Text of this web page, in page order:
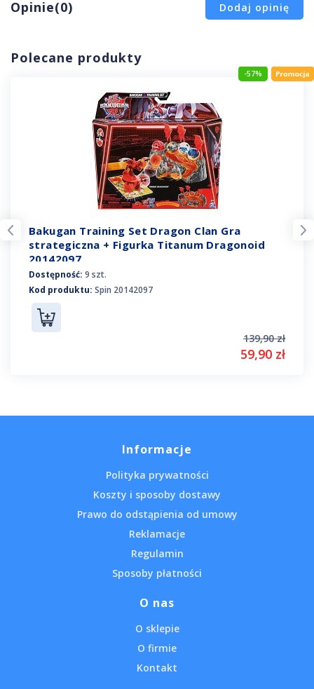
Opinie(0) Dodaj opinię
Polecane produkty
-57%
Bakugan Training Set Dragon Clan Gra
strategiczna + Figurka Titanum Dragonoid
20142097
Dostępność: 9 szt.
Kod produktu: Spin 20142097
139,90 zł
59,90 zł
Informacje
Polityka prywatności
Koszty i sposoby dostawy
Prawo do odstąpienia od umowy
Reklamacje
Regulamin
Sposoby płatności
O nas
O sklepie
O firmie
Kontakt